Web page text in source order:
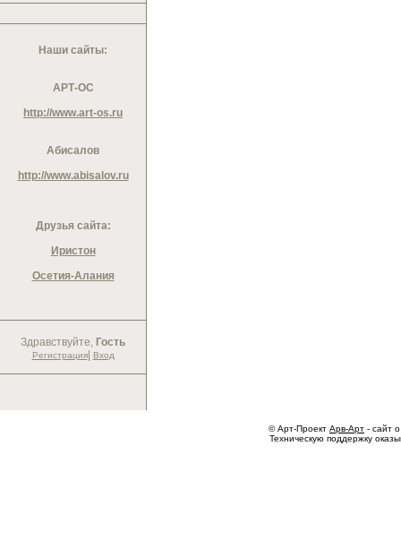
Наши сайты:
АРТ-ОС
http://www.art-os.ru
Абисалов
http://www.abisalov.ru
Друзья сайта:
Иристон
Осетия-Алания
Здравствуйте, Гость
Регистрация| Вход
© Арт-Проект Арв-Арт - сайт
Техническую поддержку